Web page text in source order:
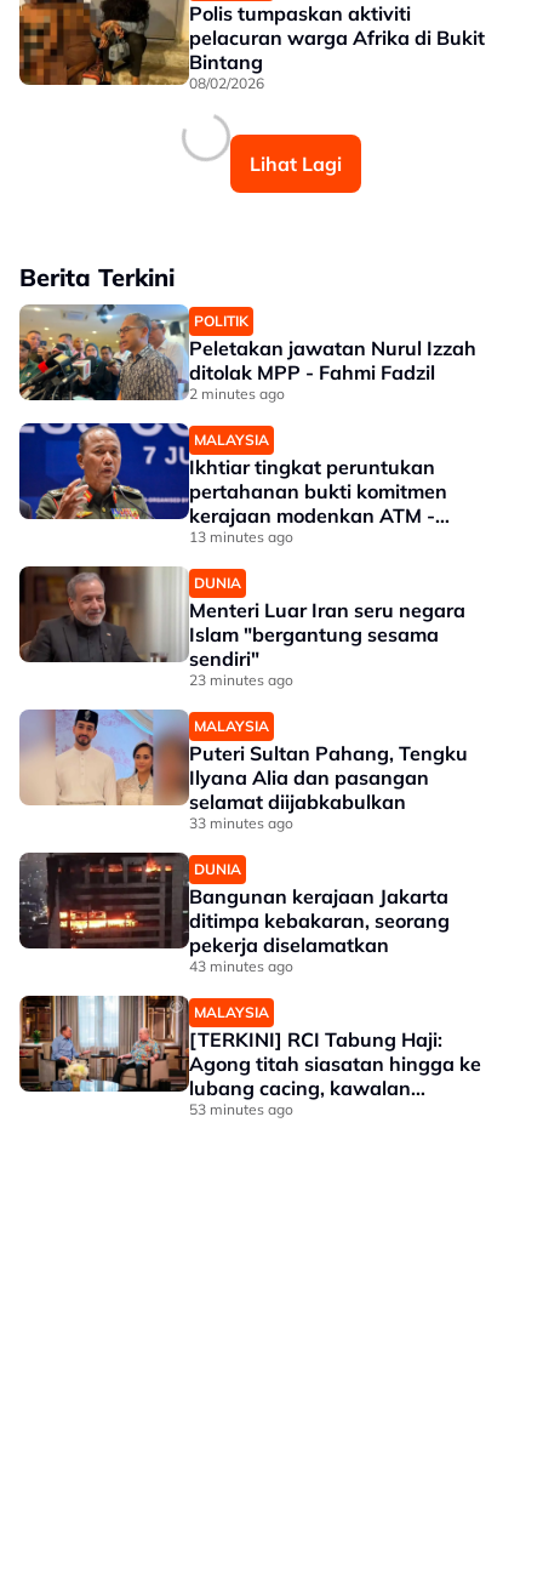
Polis tumpaskan aktiviti
pelacuran warga Afrika di Bukit
Bintang
08/02/2026
Lihat Lagi
Berita Terkini
POLITIK
Peletakan jawatan Nurul Izzah
ditolak MPP - Fahmi Fadzil
2 minutes ago
MALAYSIA
Ikhtiar tingkat peruntukan
pertahanan bukti komitmen
kerajaan modenkan ATM -
Panglima
13 minutes ago
DUNIA
Menteri Luar Iran seru negara
Islam "bergantung sesama
sendiri"
23 minutes ago
MALAYSIA
Puteri Sultan Pahang, Tengku
Ilyana Alia dan pasangan
selamat diijabkabulkan
33 minutes ago
DUNIA
Bangunan kerajaan Jakarta
ditimpa kebakaran, seorang
pekerja diselamatkan
43 minutes ago
MALAYSIA
[TERKINI] RCI Tabung Haji:
Agong titah siasatan hingga ke
lubang cacing, kawalan
sempadan diperkukuh
53 minutes ago